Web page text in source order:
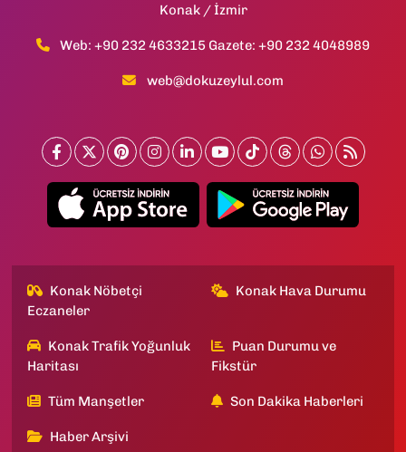
Konak / İzmir
Web: +90 232 4633215 Gazete: +90 232 4048989
web@dokuzeylul.com
Konak Nöbetçi
Eczaneler
Konak Hava Durumu
Konak Trafik Yoğunluk
Haritası
Puan Durumu ve
Fikstür
Tüm Manşetler Son Dakika Haberleri
Haber Arşivi